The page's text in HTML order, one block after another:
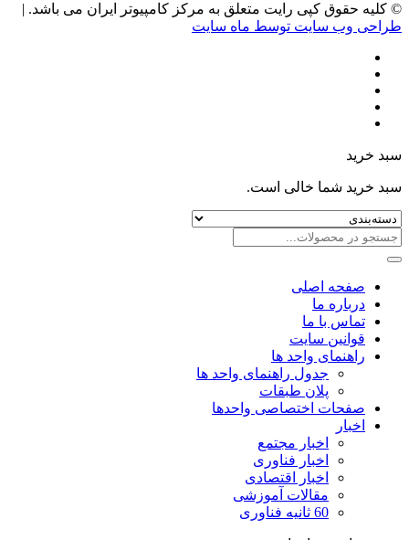
© کلیه حقوق کپی رایت متعلق به مرکز کامپیوتر ایران می باشد. |
طراحی وب سایت توسط ماه سایت
سبد خرید
سبد خرید شما خالی است.
صفحه اصلی
درباره ما
تماس با ما
قوانین سایت
راهنمای واحد ها
جدول راهنمای واحد ها
پلان طبقات
صفحات اختصاصی واحدها
اخبار
اخبار مجتمع
اخبار فناوری
اخبار اقتصادی
مقالات آموزشی
60 ثانیه فناوری